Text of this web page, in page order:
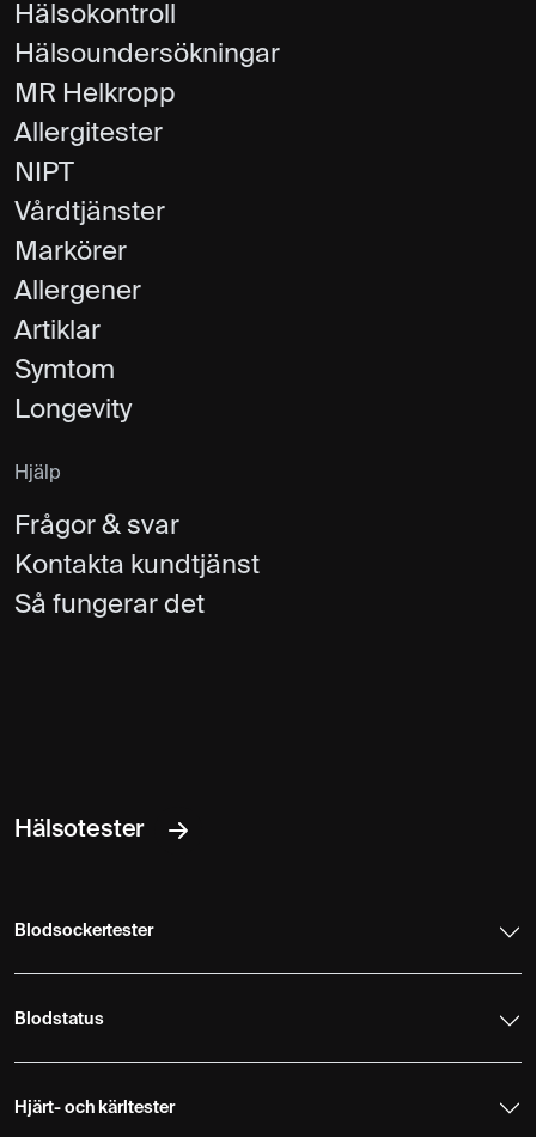
Hälsokontroll
Hälsoundersökningar
MR Helkropp
Allergitester
NIPT
Vårdtjänster
Markörer
Allergener
Artiklar
Symtom
Longevity
Hjälp
Frågor & svar
Kontakta kundtjänst
Så fungerar det
Hälsotester
Blodsockertester
Blodstatus
Hjärt- och kärltester